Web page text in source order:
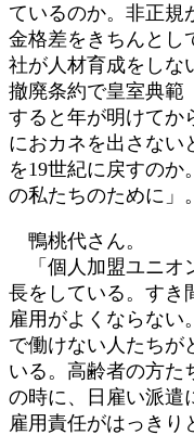
ているのか。非正規
金格差をきちんとし
社が人材育成をしな
撤廃条約で皇室典範
すると年が明けてか
におカネを出さない
を19世紀に戻すの
の私たちのために」。
鴨桃代さん。
「個人加盟ユニオ
長をしている。すき
雇用がよくならない
で働けない人たちが
いる。高齢者の方た
の時に、日雇い派遣
雇用責任がはっきり